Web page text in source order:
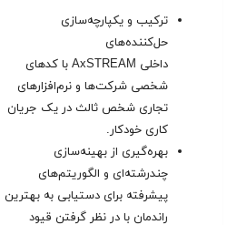
ترکیب و یکپارچه‌سازی
حل‌کننده‌های
داخلی AxSTREAM با کدهای
شخصی شرکت‌ها و نرم‌افزارهای
تجاری شخص ثالث در یک جریان
کاری خودکار.
بهره‌گیری از بهینه‌سازی
چندرشته‌ای و الگوریتم‌های
پیشرفته برای دستیابی به بهترین
راندمان با در نظر گرفتن قیود